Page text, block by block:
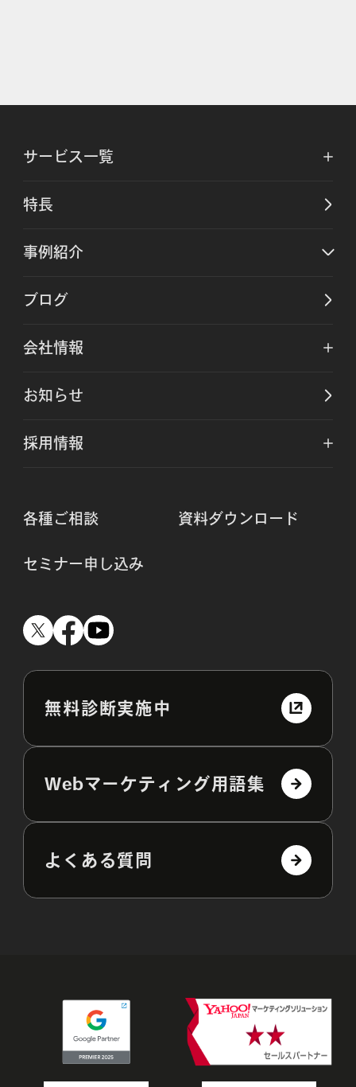
サービス一覧
特長
事例紹介
ブログ
会社情報
お知らせ
採用情報
各種ご相談 資料ダウンロード
セミナー申し込み
無料診断実施中
Webマーケティング用語集
よくある質問